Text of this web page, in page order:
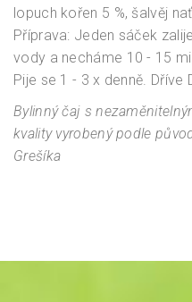
lopuch kořen 5 %, šalvěj
Příprava: Jeden sáček
vody a necháme 10 - 15
Pije se 1 - 3 x denně. Dříve
Bylinný čaj s
kvality vyrobený podle
Grešíka